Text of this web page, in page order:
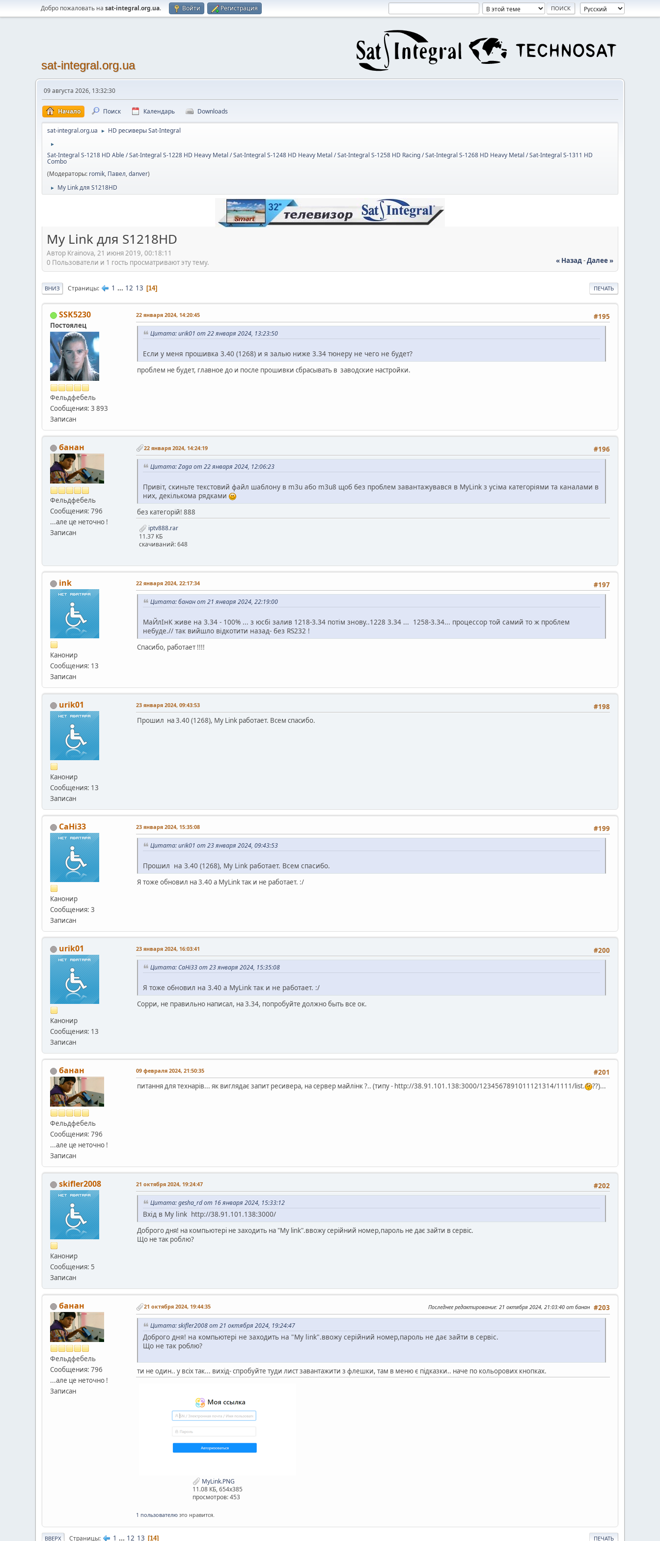
Добро пожаловать на sat-integral.org.ua. Войти Регистрация
sat-integral.org.ua
09 августа 2026, 13:32:30
Начало Поиск Календарь Downloads
sat-integral.org.ua ► HD ресиверы Sat-Integral
►
Sat-Integral S-1218 HD Able / Sat-Integral S-1228 HD Heavy Metal / Sat-Integral S-1248 HD Heavy Metal / Sat-Integral S-1258 HD Racing / Sat-Integral S-1268 HD Heavy Metal / Sat-Integral S-1311 HD
Combo
(Модераторы: romik, Павел,danver)
► My Link для S1218HD
My Link для S1218HD
Автор Krainova, 21 июня 2019, 00:18:11
« Назад-Далее »
0 Пользователи и 1 гость просматривают эту тему.
ПЕЧАТЬ
ВНИЗ Страницы 1 ... 12 13 14
SSK5230
Постоялец
Фельдфебель
Сообщения: 3 893
Записан
#195
22 января 2024, 14:20:45
Цитата: urik01 от 22 января 2024, 13:23:50
Если у меня прошивка 3.40 (1268) и я залью ниже 3.34 тюнеру не чего не будет?
проблем не будет, главное до и после прошивки сбрасывать в заводские настройки.
банан
Фельдфебель
Сообщения: 796
...але це неточно !
Записан
#196
22 января 2024, 14:24:19
Цитата: Zaga от 22 января 2024, 12:06:23
Привіт, скиньте текстовий файл шаблону в m3u або m3u8 щоб без проблем завантажувався в MyLink з усіма категоріями та каналами в
них, декількома рядками
без категорій! 888
iptv888.rar
11.37 КБ
скачиваний: 648
ink
Канонир
Сообщения: 13
Записан
#197
22 января 2024, 22:17:34
Цитата: банан от 21 января 2024, 22:19:00
МаЙлІнК живе на 3.34 - 100% ... з юсбі залив 1218-3.34 потім знову..1228 3.34 ... 1258-3.34... процессор той самий то ж проблем
небуде.// так вийшло відкотити назад- без RS232 !
Спасибо, работает !!!!
urik01
Канонир
Сообщения: 13
Записан
#198
23 января 2024, 09:43:53
Прошил на 3.40 (1268), My Link работает. Всем спасибо.
CaHi33
Канонир
Сообщения: 3
Записан
#199
23 января 2024, 15:35:08
Цитата: urik01 от 23 января 2024, 09:43:53
Прошил на 3.40 (1268), My Link работает. Всем спасибо.
Я тоже обновил на 3.40 а MyLink так и не работает. :/
urik01
Канонир
Сообщения: 13
Записан
#200
23 января 2024, 16:03:41
Цитата: CaHi33 от 23 января 2024, 15:35:08
Я тоже обновил на 3.40 а MyLink так и не работает. :/
Сорри, не правильно написал, на 3.34, попробуйте должно быть все ок.
банан
Фельдфебель
Сообщения: 796
...але це неточно !
Записан
#201
09 февраля 2024, 21:50:35
питання для технарів... як виглядає запит ресивера, на сервер майлінк ?.. (типу - http://38.91.101.138:3000/1234567891011121314/1111/list. ??)...
skifler2008
Канонир
Сообщения: 5
Записан
#202
21 октября 2024, 19:24:47
Цитата: gesha_rd от 16 января 2024, 15:33:12
Вхід в My link http://38.91.101.138:3000/
Доброго дня! на компьютері не заходить на "My link".ввожу серійний номер,пароль не дає зайти в сервіс.
Що не так роблю?
банан
Фельдфебель
Сообщения: 796
...але це неточно !
Записан
#203
21 октября 2024, 19:44:35 Последнее редактирование: 21 октября 2024, 21:03:40 от банан
Цитата: skifler2008 от 21 октября 2024, 19:24:47
Доброго дня! на компьютері не заходить на "My link".ввожу серійний номер,пароль не дає зайти в сервіс.
Що не так роблю?
ти не один.. у всіх так... вихід- спробуйте туди лист завантажити з флешки, там в меню є підказки.. наче по кольорових кнопках.
MyLink.PNG
11.08 КБ, 654x385
просмотров: 453
1 пользователю это нравится.
ПЕЧАТЬ
ВВЕРХ Страницы 1 ... 12 13 14